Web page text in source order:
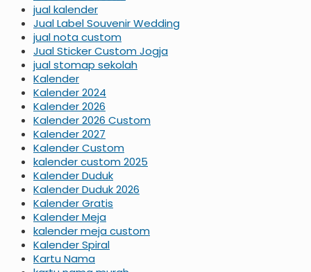
jual kalender
Jual Label Souvenir Wedding
jual nota custom
Jual Sticker Custom Jogja
jual stomap sekolah
Kalender
Kalender 2024
Kalender 2026
Kalender 2026 Custom
Kalender 2027
Kalender Custom
kalender custom 2025
Kalender Duduk
Kalender Duduk 2026
Kalender Gratis
Kalender Meja
kalender meja custom
Kalender Spiral
Kartu Nama